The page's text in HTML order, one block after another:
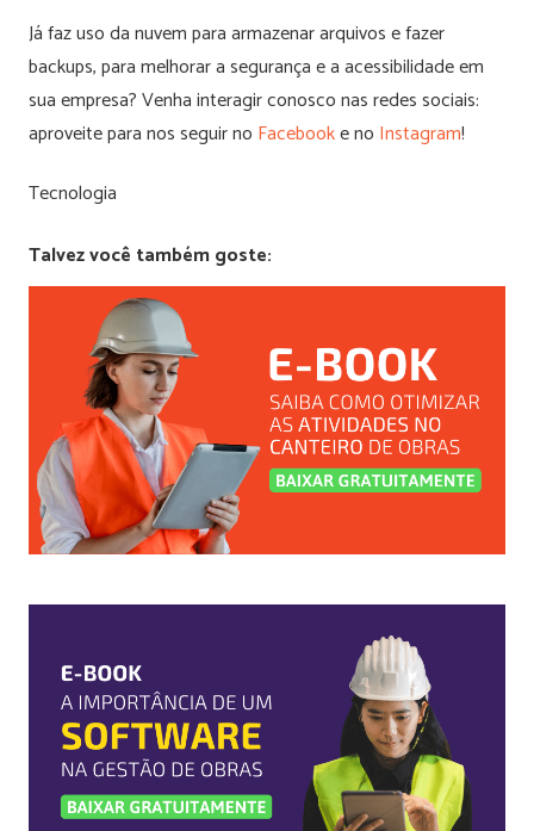
Já faz uso da nuvem para armazenar arquivos e fazer
backups, para melhorar a segurança e a acessibilidade em
sua empresa? Venha interagir conosco nas redes sociais:
aproveite para nos seguir no Facebooke no Instagram!
Tecnologia
Talvez você também goste: